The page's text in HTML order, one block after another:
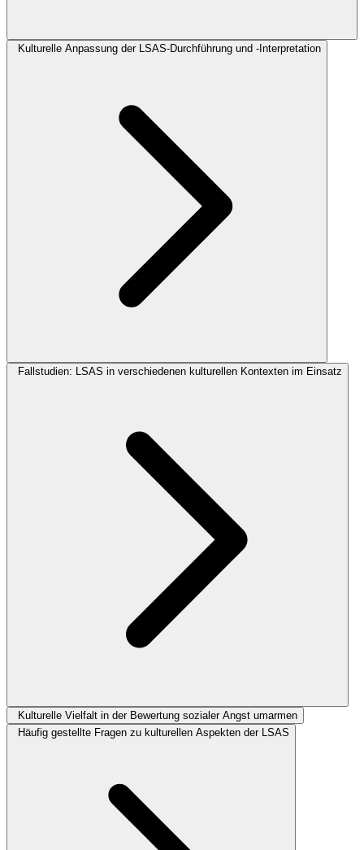
Kulturelle Anpassung der LSAS-Durchführung und -Interpretation
Fallstudien: LSAS in verschiedenen kulturellen Kontexten im Einsatz
Kulturelle Vielfalt in der Bewertung sozialer Angst umarmen
Häufig gestellte Fragen zu kulturellen Aspekten der LSAS